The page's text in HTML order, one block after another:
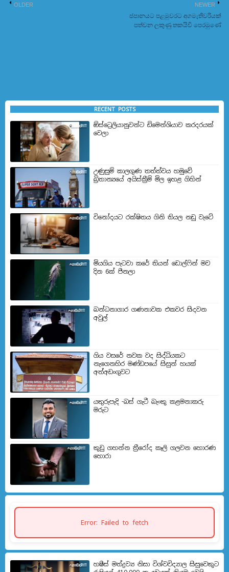
NEWER
ජපානයට පළමුවර‍ට අගමැතිවරියක්
පත්වන ලකුණු තකයිචි පෙරමුණේ
OLDER
RECENT POSTS
ඕස්ට්‍රෙලියානුවන්ට ඩිමෙන්ශියාව කරදරයක්
වෙලා
උණුසුම් කාලගුණ තත්ත්වය හමුවේ
බ්‍රිතාන්‍යයේ අයිස්ක්‍රීම් මිල ඉහළ ගිහින්
විනෝදයට රක්ෂිතය ගිනි තියල නඩු වැටේ
මියගිය පැටවා කරේ තියන් ඩොල්ෆින් මව
දින 6ක් පීනලා
බන්ධනාගාර ගණනාවක එකවර සිදවන
අවුල්
ගිය වසරේ නවක වද සිද්ධියකට
නැගෙනහිර මණ්ඩපයේ සිසුන් හයක්
අත්අඩංගුවට
යතුරුපැදි -බස් ගැටී බැංකු කළමනාකරු
මරුට
කුඩු ගහන්න ත්‍රීරෝද කෑලි ගලවන හොරණ
හොරා
Error: Failed to fetch
හෂීස් මත්ද්‍රව්‍ය නිසා විශ්වවිද්‍යාල සිසුවෙකුට